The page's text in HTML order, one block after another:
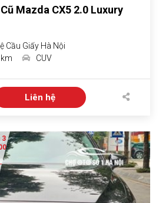
Mazda CX5 2.0 Luxury
Cầu Giấy Hà Nội
CUV
Liên hệ
3